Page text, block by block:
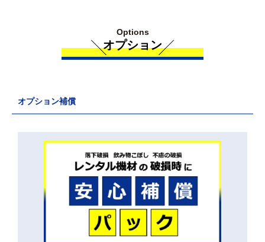
Options
オプション
オプション補償